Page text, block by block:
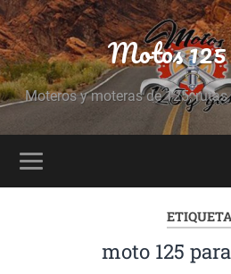
Motos
Moteros y moteras de 125,
moto 125